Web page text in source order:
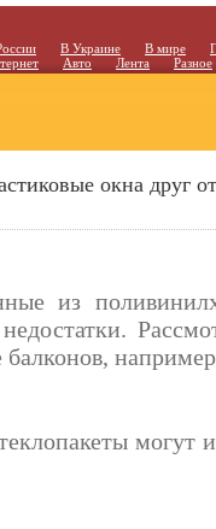
В Украине В мире
Авто Лента Разное
окна друг
из
балконов,
могут